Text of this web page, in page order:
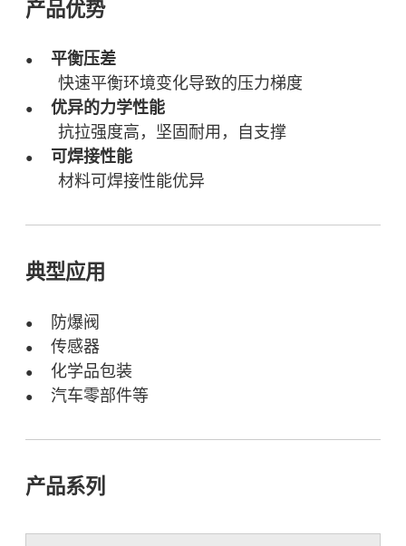
产品优势
● 平衡压差
快速平衡环境变化导致的压力梯度
● 优异的力学性能
抗拉强度高，坚固耐用，自支撑
● 可焊接性能
材料可焊接性能优异
典型应用
● 防爆阀
● 传感器
● 化学品包装
● 汽车零部件等
产品系列